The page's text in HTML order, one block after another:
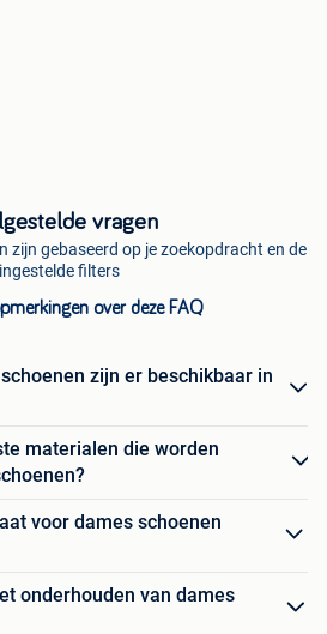
vragen
zijn gebaseerd op je zoekopdracht en de
ingestelde filters
over deze FAQ
zijn er beschikbaar in
materialen die worden
voor dames schoenen
onderhouden van dames